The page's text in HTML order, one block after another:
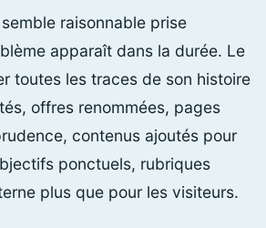
raisonnable prise
apparaît dans la durée. Le
toutes les traces de son histoire
offres renommées, pages
contenus ajoutés pour
ponctuels, rubriques
plus que pour les visiteurs.